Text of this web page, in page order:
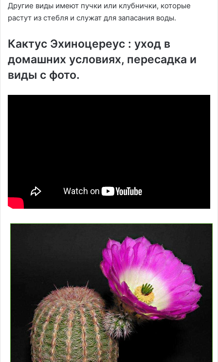
Другие виды имеют пучки или клубнички, которые
растут из стебля и служат для запасания воды.
Кактус Эхиноцереус : уход в
домашних условиях, пересадка и
виды с фото.